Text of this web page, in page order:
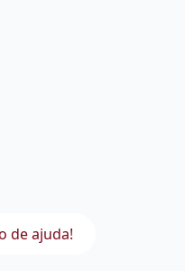
de ajuda!